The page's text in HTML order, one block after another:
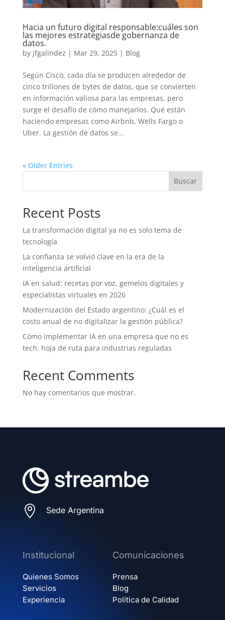
Hacia un futuro digital responsable:cuáles son
las mejores estrategiasde gobernanza de
datos.
by jfgalindez | Mar 29, 2025| Blog
Según Cisco, cada día se producen alrededor de
cinco trillones de bytes de datos, que se convierten
en información valiosa para las empresas, pero
surge el desafío de cómo manejarlos. Qué están
haciendo empresas como Airbnb, Wells Fargo o
Uber. La gestión de datos se...
« Older Entries
Buscar
Recent Posts
La transformación digital ya no es solo tema de
tecnología
La confianza se volvió clave en la era de la
inteligencia artificial
IA en salud: recetas por voz, gemelos digitales y
especialistas virtuales en 2026
Modernización del Estado argentino: ¿Cuál es el
costo anual de no digitalizar la gestión pública?
Cómo implementar IA en una empresa que no es
tech: hoja de ruta para industrias reguladas
Recent Comments
No hay comentarios que mostrar.
 Sede Argentina
Institucional
Quienes Somos
Servicios
Experiencia
Comunicaciones
Prensa
Blog
Política de Calidad